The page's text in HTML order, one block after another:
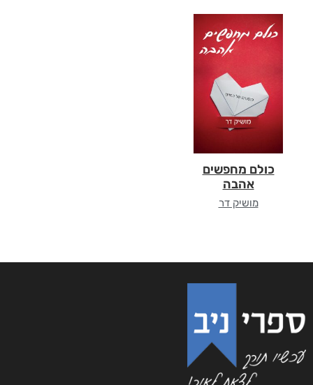
כולם מחפשים
אהבה
מושיק דר